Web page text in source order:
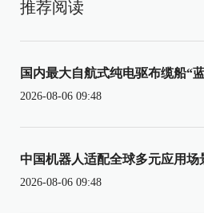
推荐阅读
国内最大自航式纯电驱布缆船“
2026-08-06 09:48
中国机器人适配全球多元应用场
2026-08-06 09:48